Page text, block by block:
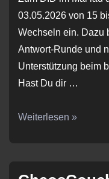
03.05.2026 von 15
Wechseln ein. Dazu
Antwort-Runde und
Unterstützung beim
Hast Du dir …
Wechselparty
Weiterlesen »